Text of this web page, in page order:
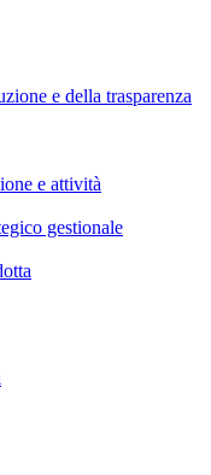
e della trasparenza
e attività
gestionale